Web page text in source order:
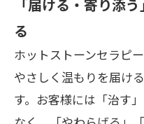
「届ける・寄り添
る
ホットストーンセラピ
やさしく温もりを届け
す。お客様には「治す